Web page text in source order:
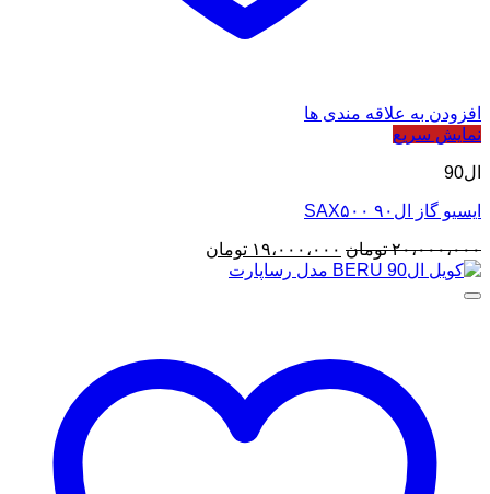
افزودن به علاقه مندی ها
نمایش سریع
ال90
ایسیو گاز ال۹۰ SAX۵۰۰
۲۰،۰۰۰،۰۰۰ تومان قیمت
اصلی
۱۹،۰۰۰،۰۰۰ تومان